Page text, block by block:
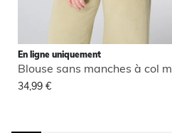
En ligne uniquement
34,99 €